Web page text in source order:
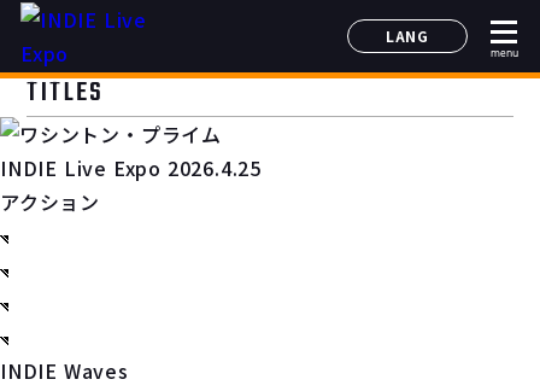
LANG
日本語
menu
TITLES
INDIE Live Expo 2026.4.25
アクション
INDIE Waves